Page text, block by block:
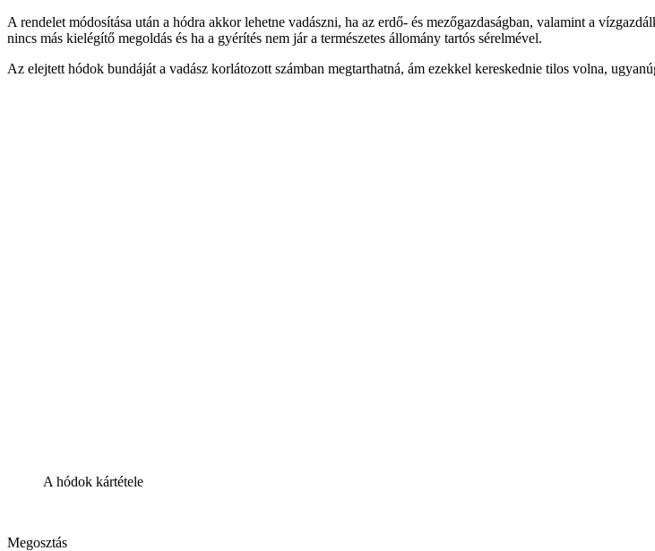
A rendelet módosítása után a hódra akkor lehetne vadászni, ha az erdő- és mezőgazdaságban, valamint a
nincs más kielégítő megoldás és ha a gyérítés nem jár a természetes állomány tartós sérelmével.
Az elejtett hódok bundáját a vadász korlátozott számban megtarthatná, ám ezekkel kereskednie tilos volna,
A hódok kártétele
Megosztás